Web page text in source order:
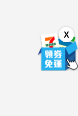
X